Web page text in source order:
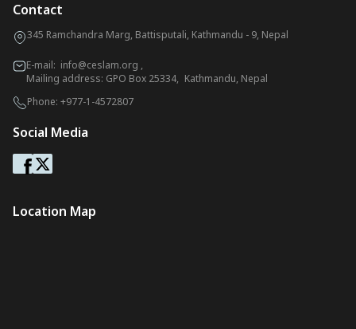
Contact
345 Ramchandra Marg, Battisputali, Kathmandu - 9, Nepal
E-mail: info@ceslam.org ,
Mailing address: GPO Box 25334, Kathmandu, Nepal
Phone: +977-1-4572807
Social Media
Location Map